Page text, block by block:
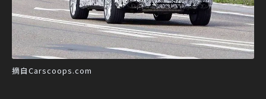
摘自Carscoops.com